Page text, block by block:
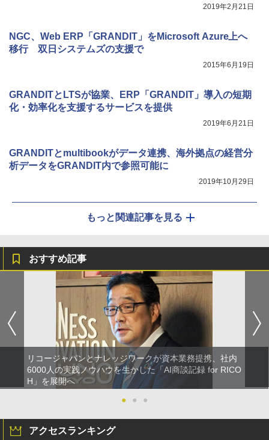
2019年2月21日
NGC、Web ERP「GRANDIT」をMicrosoft Azure上へ
移行 双日システムズの支援で
2015年6月19日
GRANDITとLTSが協業、ERP「GRANDIT」導入の短期
化・効率化を支援するサービスを提供
2019年6月21日
GRANDITとmultibookがデータ連携、海外拠点の経営分
析データをGRANDIT内で参照可能に
2019年10月29日
もっと関連記事を見る
おすすめ記事
リコージャパンとナレッジワークが資本業務提携、社内
6000人の実践ノウハウを生かした「AI商談記録 for RICO
H」を展開へ
●
● ●
アクセスランキング